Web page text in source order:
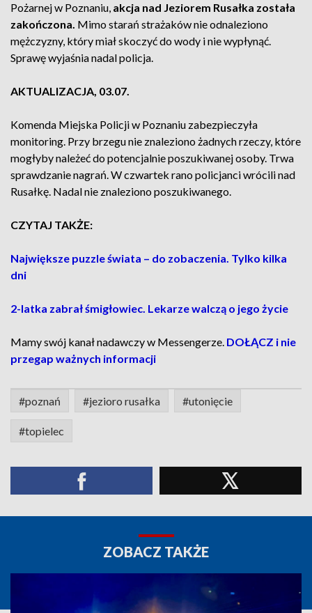
Pożarnej w Poznaniu, akcja nad Jeziorem Rusałka została
zakończona. Mimo starań strażaków nie odnaleziono
mężczyzny, który miał skoczyć do wody i nie wypłynąć.
Sprawę wyjaśnia nadal policja.
AKTUALIZACJA, 03.07.
Komenda Miejska Policji w Poznaniu zabezpieczyła
monitoring. Przy brzegu nie znaleziono żadnych rzeczy, które
mogłyby należeć do potencjalnie poszukiwanej osoby. Trwa
sprawdzanie nagrań. W czwartek rano policjanci wrócili nad
Rusałkę. Nadal nie znaleziono poszukiwanego.
CZYTAJ TAKŻE:
Największe puzzle świata – do zobaczenia. Tylko kilka
dni
2-latka zabrał śmigłowiec. Lekarze walczą o jego życie
Mamy swój kanał nadawczy w Messengerze. DOŁĄCZ i nie
przegap ważnych informacji
#poznań #jezioro rusałka #utonięcie
#topielec
ZOBACZ TAKŻE